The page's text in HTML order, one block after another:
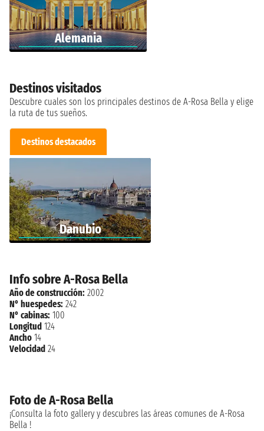
Alemania
Destinos visitados
Descubre cuales son los principales destinos de A-Rosa Bella y elige
la ruta de tus sueños.
Destinos destacados
Danubio
Info sobre A-Rosa Bella
Año de construcción: 2002
N° huespedes: 242
N° cabinas: 100
Longitud 124
Ancho 14
Velocidad 24
Foto de A-Rosa Bella
¡Consulta la foto gallery y descubres las áreas comunes de A-Rosa
Bella !